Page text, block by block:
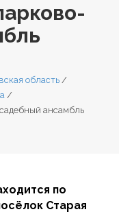
область /
/
ансамбль
по
Старая